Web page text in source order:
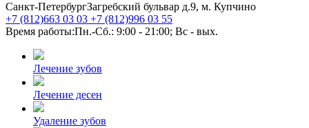
Санкт-ПетербургЗагребский бульвар д.9, м. Купчино
+7 (812)663 03 03 +7 (812)996 03 55
Время работы:Пн.-Сб.: 9:00 - 21:00; Вс - вых.
Лечение зубов
Лечение десен
Удаление зубов